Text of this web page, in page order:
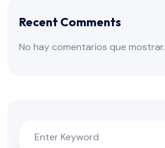
Recent Comments
No hay comentarios que mostrar.